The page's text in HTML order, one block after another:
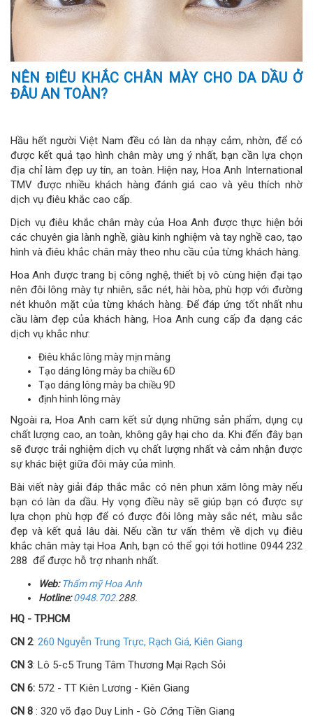
NÊN ĐIÊU KHẮC CHÂN MÀY CHO DA DẦU Ở
ĐÂU AN TOÀN?
Hầu hết người Việt Nam đều có làn da nhạy cảm, nhờn, để có
được kết quả tạo hình chân mày ưng ý nhất, bạn cần lựa chọn
địa chỉ làm đẹp uy tín, an toàn. Hiện nay, Hoa Anh International
TMV được nhiều khách hàng đánh giá cao và yêu thích nhờ
dịch vụ điêu khắc cao cấp.
Dịch vụ điêu khắc chân mày của Hoa Anh được thực hiện bởi
các chuyên gia lành nghề, giàu kinh nghiệm và tay nghề cao, tạo
hình và điêu khắc chân mày theo nhu cầu của từng khách hàng.
Hoa Anh được trang bị công nghệ, thiết bị vô cùng hiện đại tạo
nên đôi lông mày tự nhiên, sắc nét, hài hòa, phù hợp với đường
nét khuôn mặt của từng khách hàng. Để đáp ứng tốt nhất nhu
cầu làm đẹp của khách hàng, Hoa Anh cung cấp đa dạng các
dịch vụ khắc như:
Điêu khắc lông mày mịn màng
Tạo dáng lông mày ba chiều 6D
Tạo dáng lông mày ba chiều 9D
định hình lông mày
Ngoài ra, Hoa Anh cam kết sử dụng những sản phẩm, dụng cụ
chất lượng cao, an toàn, không gây hại cho da. Khi đến đây bạn
sẽ được trải nghiệm dịch vụ chất lượng nhất và cảm nhận được
sự khác biệt giữa đôi mày của mình.
Bài viết này giải đáp thắc mắc có nên phun xăm lông mày nếu
bạn có làn da dầu. Hy vọng điều này sẽ giúp bạn có được sự
lựa chọn phù hợp để có được đôi lông mày sắc nét, màu sắc
đẹp và kết quả lâu dài. Nếu cần tư vấn thêm về dịch vụ điêu
khắc chân mày tại Hoa Anh, bạn có thể gọi tới hotline 0944 232
288 để được hỗ trợ nhanh nhất.
Web:ThẩmmỹHoa Anh
Hotline: 0948.702.288.
HQ - TP.HCM
CN 2: 260 Nguyễn Trung Trực, Rạch Giá, Kiên Giang
CN 3: Lô 5-c5 Trung Tâm Thương Mại Rạch Sỏi
CN 6: 572 - TT Kiên Lương - Kiên Giang
CN 8 : 320 võ đạo Duy Linh - Gò Công Tiền Giang